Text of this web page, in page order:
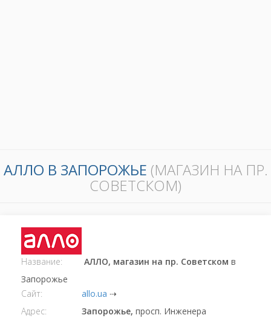
АЛЛО В ЗАПОРОЖЬЕ (МАГАЗИН НА ПР.
СОВЕТСКОМ)
Название: АЛЛО, магазин на пр. Советском в
Запорожье
Сайт:
allo.ua ⇢
Адрес:
Запорожье, просп. Инженера